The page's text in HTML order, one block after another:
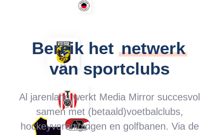
Bereik hetnetwerk
van sportclubs
Al jarenlang werkt Media Mirror succesvol
samen met (betaald)voetbalclubs,
hockeyverenigingen en golfbanen. Via de